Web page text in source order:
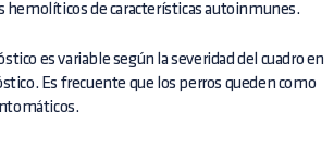
hemolíticos de características autoinmunes.
es variable según la severidad del cuadro en
Es frecuente que los perros queden como